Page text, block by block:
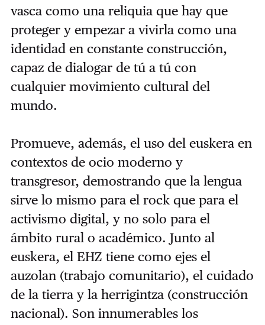
vasca como una reliquia que hay que
proteger y empezar a vivirla como una
identidad en constante construcción,
capaz de dialogar de tú a tú con
cualquier movimiento cultural del
mundo.
Promueve, además, el uso del euskera en
contextos de ocio moderno y
transgresor, demostrando que la lengua
sirve lo mismo para el rock que para el
activismo digital, y no solo para el
ámbito rural o académico. Junto al
euskera, el EHZ tiene como ejes el
auzolan (trabajo comunitario), el cuidado
de la tierra y la herrigintza (construcción
nacional). Son innumerables los